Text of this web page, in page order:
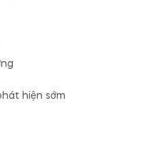
hiện sớm